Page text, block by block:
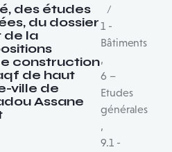
1 -
Bâtiments
,
6 –
Etudes
générales
,
9.1 -
des études
du dossier
de la
construction
de haut
ville de
Assane